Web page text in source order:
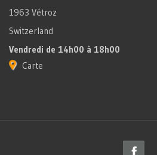
1963 Vétroz
Switzerland
Vendredi de 14h00 à 18h00
Carte